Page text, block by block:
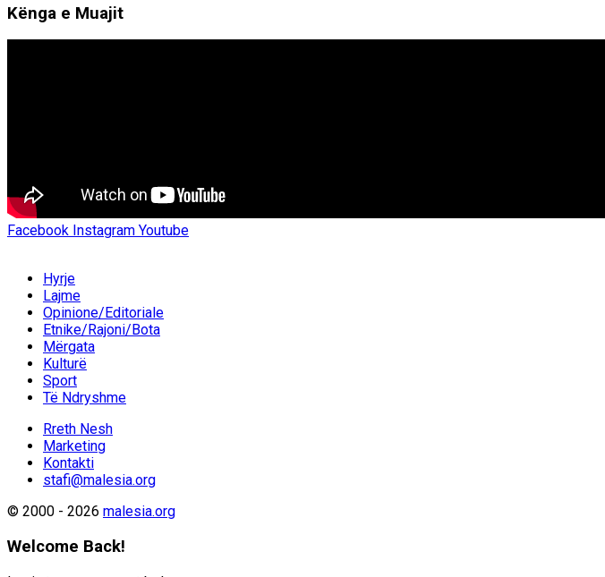
Kënga e Muajit
Facebook Instagram Youtube
Hyrje
Lajme
Opinione/Editoriale
Etnike/Rajoni/Bota
Mërgata
Kulturë
Sport
Të Ndryshme
Rreth Nesh
Marketing
Kontakti
stafi@malesia.org
© 2000 - 2026 malesia.org
Welcome Back!